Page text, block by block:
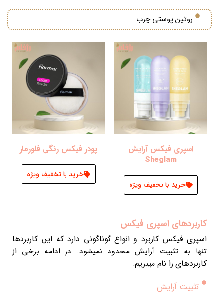
روتین پوستی چرب
اسپری فیکس آرایش
Sheglam
خرید با تخفیف ویژه
پودر فیکس رنگی فلورمار
خرید با تخفیف ویژه
کاربردهای اسپری فیکس
اسپری فیکس کاربرد و انواع گوناگونی دارد که این کاربردها
تنها به تثبیت آرایش محدود نمیشود. در ادامه برخی از
کاربردهای را نام میبریم:
تثبیت آرایش